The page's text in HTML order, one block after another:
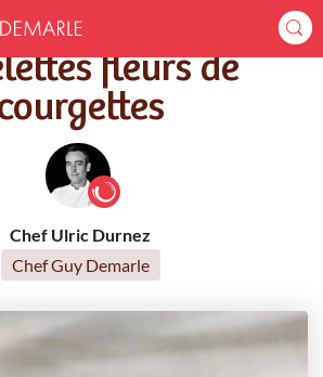
Tartelettes fleurs de courgettes
fleurs de
Chef Ulric Durnez
Chef Guy Demarle